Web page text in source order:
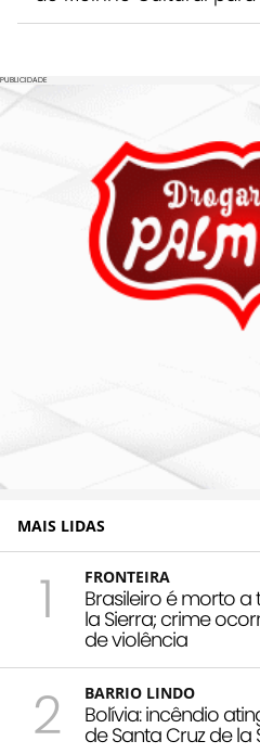
PUBLICIDADE
MAIS LIDAS
1 FRONTEIRA
Brasileiro é morto a
la Sierra; crime
de violência
2 BARRIO LINDO
Bolívia: incêndio
de Santa Cruz de la